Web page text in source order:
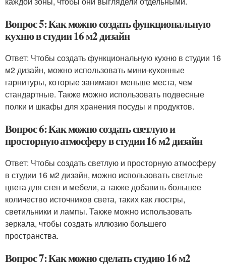
Вопрос 5: Как можно создать функциональную
кухню в студии 16 м2 дизайн
Ответ: Чтобы создать функциональную кухню в студии 16
м2 дизайн, можно использовать мини-кухонные
гарнитуры, которые занимают меньше места, чем
стандартные. Также можно использовать подвесные
полки и шкафы для хранения посуды и продуктов.
Вопрос 6: Как можно создать светлую и
просторную атмосферу в студии 16 м2 дизайн
Ответ: Чтобы создать светлую и просторную атмосферу
в студии 16 м2 дизайн, можно использовать светлые
цвета для стен и мебели, а также добавить большее
количество источников света, таких как люстры,
светильники и лампы. Также можно использовать
зеркала, чтобы создать иллюзию большего
пространства.
Вопрос 7: Как можно сделать студию 16 м2